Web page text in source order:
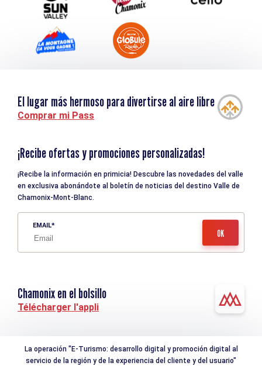
El lugar más hermoso para divertirse al aire libre
Comprar mi Pass
¡Recibe ofertas y promociones personalizadas!
¡Recibe la información en primicia! Descubre las novedades del valle
en exclusiva abonándote al boletín de noticias del destino Valle de
Chamonix-Mont-Blanc.
EMAIL
Chamonix en el bolsillo
Télécharger l'appli
La operación "E-Turismo: desarrollo digital y promoción digital al
servicio de la región y de la experiencia del cliente y del usuario"